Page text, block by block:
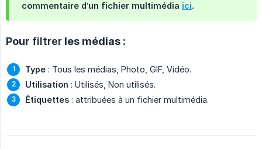
commentaire d’un fichier multimédia ici.
Pour filtrer les médias :
Type : Tous les médias, Photo, GIF, Vidéo.
Utilisation : Utilisés, Non utilisés.
Étiquettes : attribuées à un fichier multimédia.